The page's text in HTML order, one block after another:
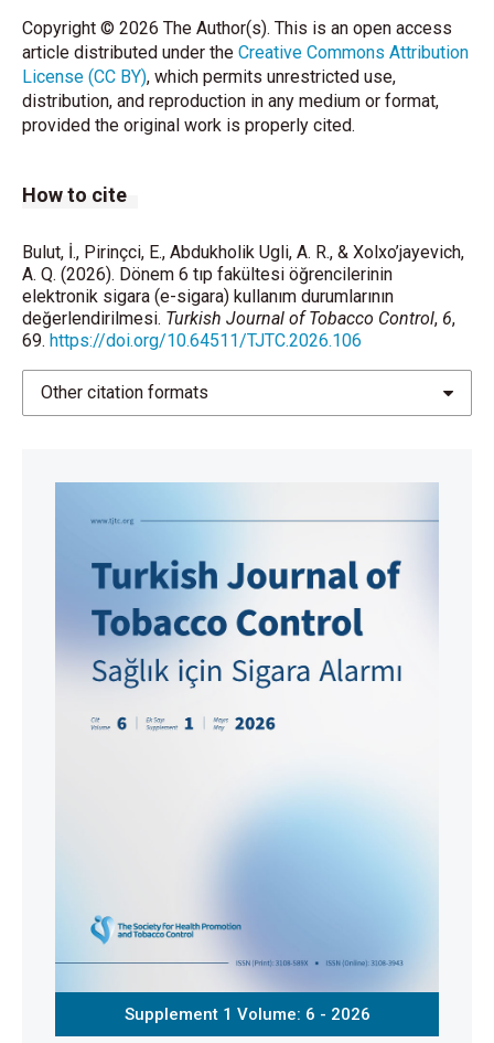
Copyright © 2026 The Author(s). This is an open access
article distributed under the Creative Commons Attribution
License (CC BY), which permits unrestricted use,
distribution, and reproduction in any medium or format,
provided the original work is properly cited.
How to cite
Bulut, İ., Pirinçci, E., Abdukholik Ugli, A. R., & Xolxo’jayevich,
A. Q. (2026). Dönem 6 tıp fakültesi öğrencilerinin
elektronik sigara (e-sigara) kullanım durumlarının
değerlendirilmesi. Turkish Journal of Tobacco Control, 6,
69. https://doi.org/10.64511/TJTC.2026.106
Other citation formats
Supplement 1 Volume: 6 - 2026